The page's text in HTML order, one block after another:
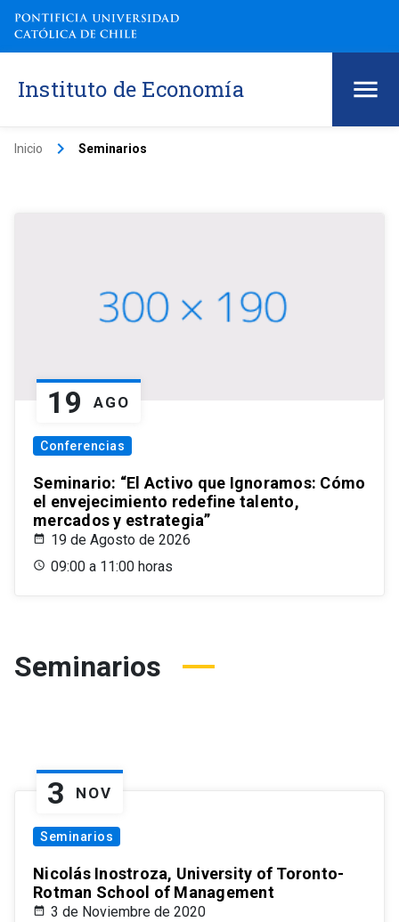
Instituto de Economía
Inicio keyboard_arrow_right Seminarios
19 AGO
Conferencias
Seminario: “El Activo que Ignoramos: Cómo
el envejecimiento redefine talento,
mercados y estrategia”
19 de Agosto de 2026
09:00 a 11:00 horas
Seminarios
3 NOV
Seminarios
Nicolás Inostroza, University of Toronto-
Rotman School of Management
3 de Noviembre de 2020